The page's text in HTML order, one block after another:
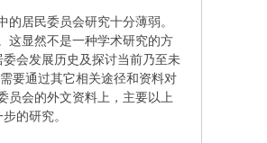
居民委员会研究十分薄弱。
这显然不是一种学术研究的方
会发展历史及探讨当前乃至未
要通过其它相关途径和资料对
员会的外文资料上，主要以上
的研究。